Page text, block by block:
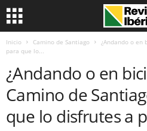
Inicio Camino de Santiago
¿Andando o en
para que lo...
¿Andando o en
Camino de
que lo disfrutes a